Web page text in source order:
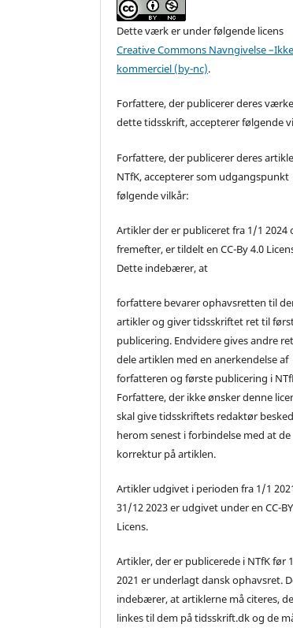
Dette værk er under følgende licens
Creative Commons Navngivelse
kommerciel (by-nc).
Forfattere, der publicerer deres
dette tidsskrift, accepterer følgende
Forfattere, der publicerer deres
NTfK, accepterer som udgangspunkt
følgende vilkår:
Artikler der er publiceret fra 1/1 2024
fremefter, er tildelt en CC-By 4.0
Dette indebærer, at
forfattere bevarer ophavsretten til
artikler og giver tidsskriftet ret til
publicering. Endvidere gives andre
dele artiklen med en anerkendelse af
forfatteren og første publicering i
Forfattere, der ikke ønsker denne
skal give tidsskriftets redaktør besked
herom senest i forbindelse med at
korrektur på artiklen.
Artikler udgivet i perioden fra 1/1
31/12 2023 er udgivet under en CC-
Licens.
Artikler, der er publicerede i NTfK før
2021 er underlagt dansk ophavsret.
indebærer, at artiklerne må citeres,
linkes til dem på tidsskrift.dk og de